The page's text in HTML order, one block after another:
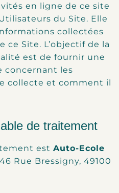
en ligne de ce site
du Site. Elle
collectées
ce Site. L’objectif de la
est de fournir une
concernant les
collecte et comment il
de traitement
est Auto-Ecole
Rue Bressigny, 49100